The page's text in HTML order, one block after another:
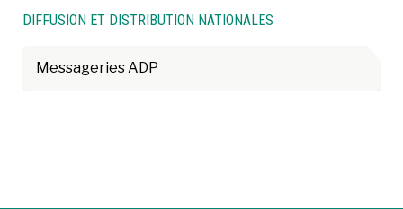
DIFFUSION ET DISTRIBUTION NATIONALES
Messageries ADP